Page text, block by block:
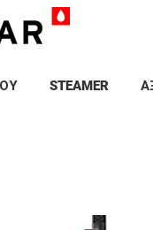
STEAMER